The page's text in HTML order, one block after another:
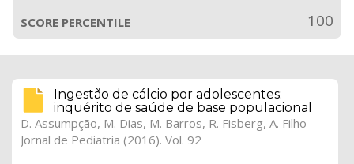
SCORE PERCENTILE 100
Ingestão de cálcio por adolescentes:
inquérito de saúde de base populacional
D. Assumpção, M. Dias, M. Barros, R. Fisberg, A. Filho
Jornal de Pediatria (2016). Vol. 92